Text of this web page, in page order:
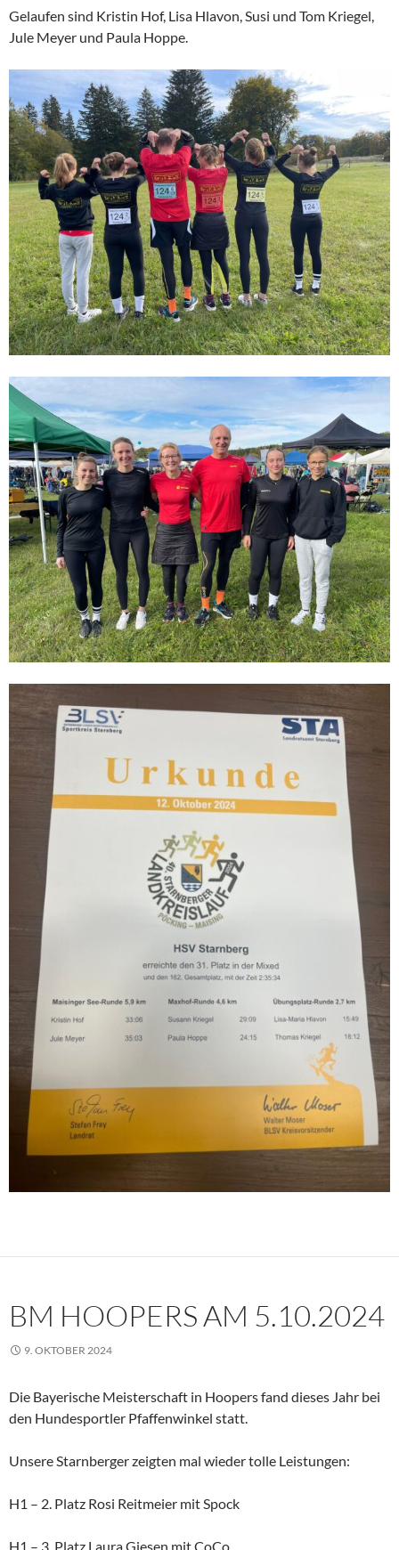
Gelaufen sind Kristin Hof, Lisa Hlavon, Susi und Tom Kriegel,
Jule Meyer und Paula Hoppe.
BM HOOPERS AM 5.10.2024
9. OKTOBER 2024
Die Bayerische Meisterschaft in Hoopers fand dieses Jahr bei
den Hundesportler Pfaffenwinkel statt.
Unsere Starnberger zeigten mal wieder tolle Leistungen:
H1 – 2. Platz Rosi Reitmeier mit Spock
H1 – 3. Platz Laura Giesen mit CoCo